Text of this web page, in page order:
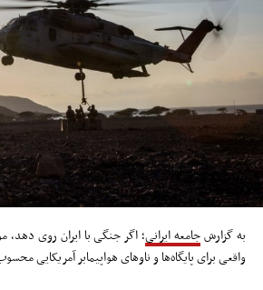
به گزارشجامعه ایرانی؛ اگر جنگی با ایران روی
واقعی برای پایگاه‌ها و ناوهای هواپیمابر آمریکایی